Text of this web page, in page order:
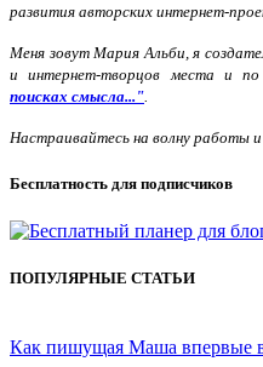
развития авторских интернет-
Меня зовут Мария Альби, я
и интернет-творцов места и по
поисках смысла..."
Настраивайтесь на волну работы
Бесплатность для подписчиков
ПОПУЛЯРНЫЕ СТАТЬИ
Как пишущая Маша впервые